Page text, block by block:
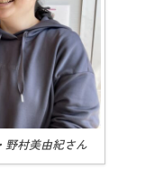
村美由紀さん